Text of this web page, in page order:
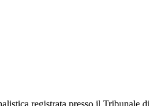
registrata presso il Tribunale di